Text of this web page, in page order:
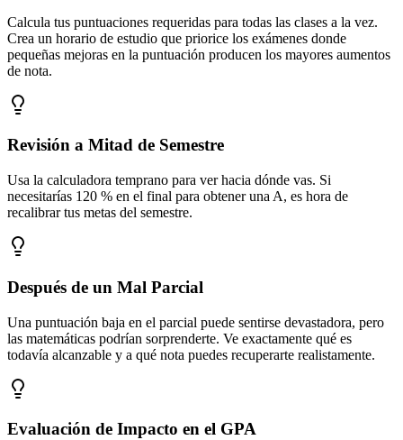
Calcula tus puntuaciones requeridas para todas las clases a la vez.
Crea un horario de estudio que priorice los exámenes donde
pequeñas mejoras en la puntuación producen los mayores aumentos
de nota.
Revisión a Mitad de Semestre
Usa la calculadora temprano para ver hacia dónde vas. Si
necesitarías 120 % en el final para obtener una A, es hora de
recalibrar tus metas del semestre.
Después de un Mal Parcial
Una puntuación baja en el parcial puede sentirse devastadora, pero
las matemáticas podrían sorprenderte. Ve exactamente qué es
todavía alcanzable y a qué nota puedes recuperarte realistamente.
Evaluación de Impacto en el GPA